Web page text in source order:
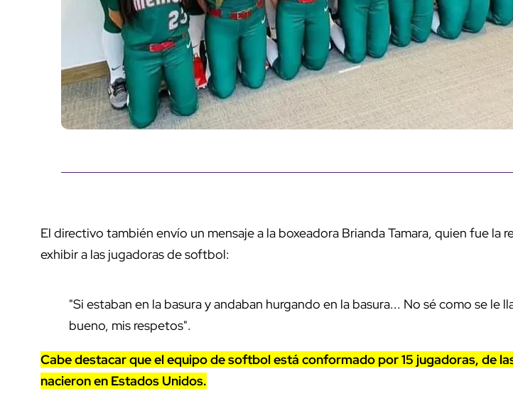
El directivo también envío un mensaje a la boxeadora Brianda Tamara, quien fue la
exhibir a las jugadoras de softbol:
"Si estaban en la basura y andaban hurgando en la basura... No sé como se le
bueno, mis respetos".
Cabe destacar que el equipo de softbol está conformado por 15 jugadoras, de
nacieron en Estados Unidos.